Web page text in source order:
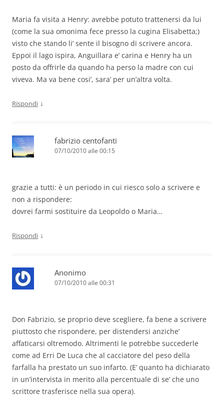
Maria fa visita a Henry: avrebbe potuto trattenersi da lui
(come la sua omonima fece presso la cugina Elisabetta;)
visto che stando li’ sente il bisogno di scrivere ancora.
Eppoi il lago ispira, Anguillara e’ carina e Henry ha un
posto da offrirle da quando ha perso la madre con cui
viveva. Ma va bene cosi’, sara’ per un’altra volta.
Rispondi ↓
fabrizio centofanti
07/10/2010 alle 00:15
grazie a tutti: è un periodo in cui riesco solo a scrivere e
non a rispondere:
dovrei farmi sostituire da Leopoldo o Maria…
Rispondi ↓
Anonimo
07/10/2010 alle 00:31
Don Fabrizio, se proprio deve scegliere, fa bene a scrivere
piuttosto che rispondere, per distendersi anziche’
affaticarsi oltremodo. Altrimenti le potrebbe succederle
come ad Erri De Luca che al cacciatore del peso della
farfalla ha prestato un suo infarto. (E’ quanto ha dichiarato
in un’intervista in merito alla percentuale di se’ che uno
scrittore trasferisce nella sua opera).